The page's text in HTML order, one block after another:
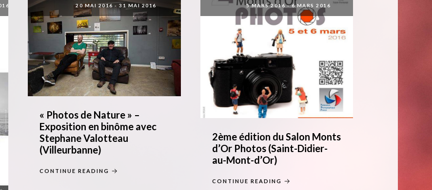
20 MAI 2016 -31 MAI 2016
« Photos de Nature » –
Exposition en binôme avec
Stephane Valotteau
(Villeurbanne)
CONTINUE READING
5 MARS 2016-6 MARS 2016
2ème édition du Salon Monts
d’Or Photos (Saint-Didier-
au-Mont-d’Or)
CONTINUE READING